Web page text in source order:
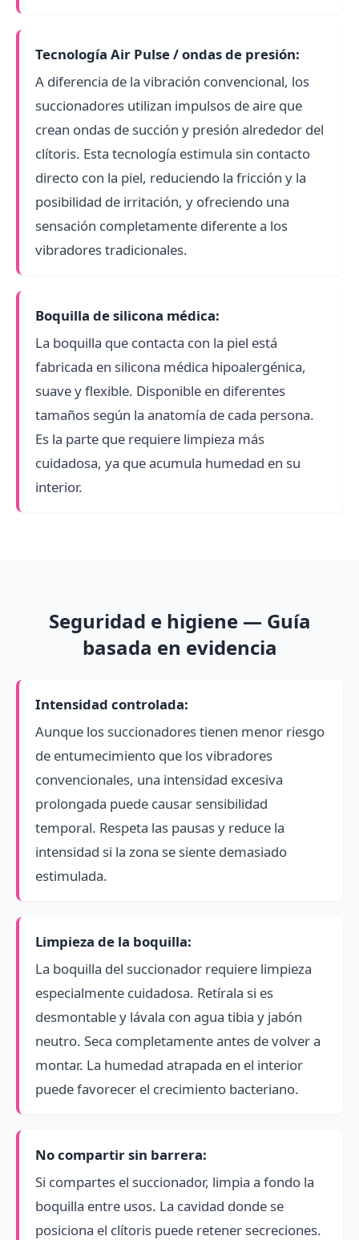
Tecnología Air Pulse / ondas de presión:
A diferencia de la vibración convencional, los
succionadores utilizan impulsos de aire que
crean ondas de succión y presión alrededor del
clítoris. Esta tecnología estimula sin contacto
directo con la piel, reduciendo la fricción y la
posibilidad de irritación, y ofreciendo una
sensación completamente diferente a los
vibradores tradicionales.
Boquilla de silicona médica:
La boquilla que contacta con la piel está
fabricada en silicona médica hipoalergénica,
suave y flexible. Disponible en diferentes
tamaños según la anatomía de cada persona.
Es la parte que requiere limpieza más
cuidadosa, ya que acumula humedad en su
interior.
Seguridad e higiene — Guía
basada en evidencia
Intensidad controlada:
Aunque los succionadores tienen menor riesgo
de entumecimiento que los vibradores
convencionales, una intensidad excesiva
prolongada puede causar sensibilidad
temporal. Respeta las pausas y reduce la
intensidad si la zona se siente demasiado
estimulada.
Limpieza de la boquilla:
La boquilla del succionador requiere limpieza
especialmente cuidadosa. Retírala si es
desmontable y lávala con agua tibia y jabón
neutro. Seca completamente antes de volver a
montar. La humedad atrapada en el interior
puede favorecer el crecimiento bacteriano.
No compartir sin barrera:
Si compartes el succionador, limpia a fondo la
boquilla entre usos. La cavidad donde se
posiciona el clítoris puede retener secreciones.